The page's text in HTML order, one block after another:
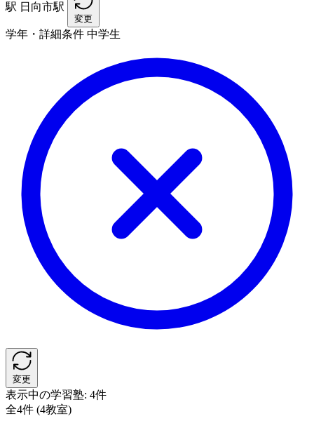
駅 日向市駅
変更
学年・詳細条件 中学生
変更
表示中の学習塾: 4件
全4件 (4教室)